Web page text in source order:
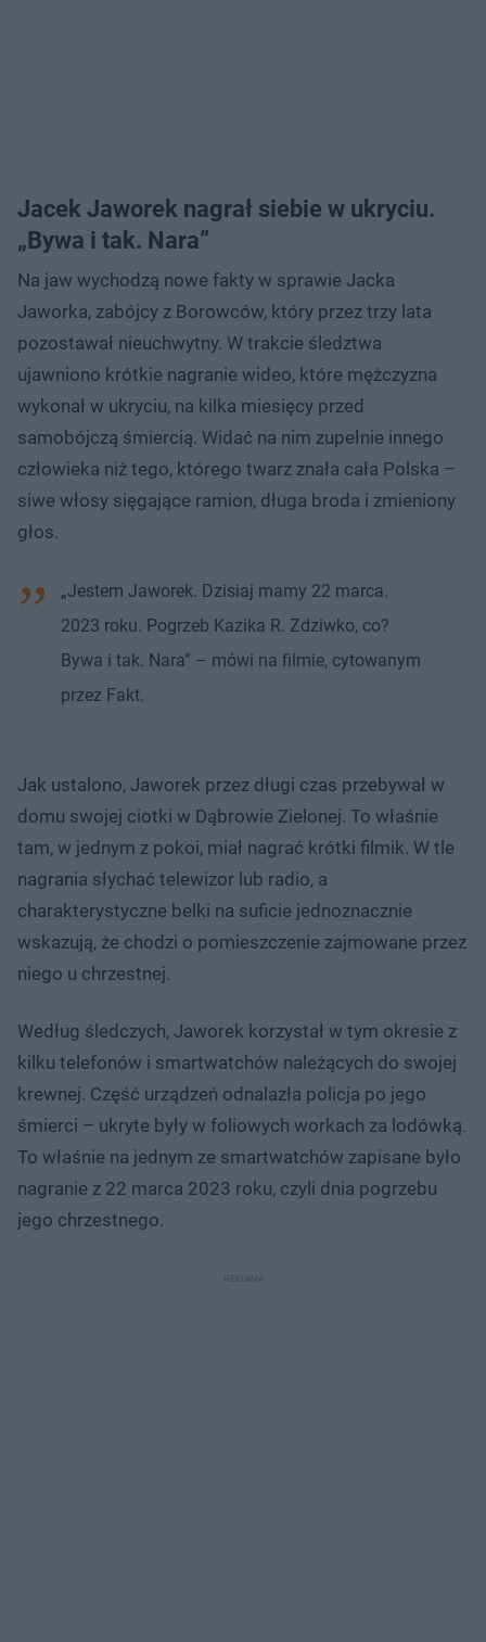
Jacek Jaworek nagrał siebie w ukryciu.
„Bywa i tak. Nara”
Na jaw wychodzą nowe fakty w sprawie Jacka
Jaworka, zabójcy z Borowców, który przez trzy lata
pozostawał nieuchwytny. W trakcie śledztwa
ujawniono krótkie nagranie wideo, które mężczyzna
wykonał w ukryciu, na kilka miesięcy przed
samobójczą śmiercią. Widać na nim zupełnie innego
człowieka niż tego, którego twarz znała cała Polska –
siwe włosy sięgające ramion, długa broda i zmieniony
głos.
„Jestem Jaworek. Dzisiaj mamy 22 marca.
2023 roku. Pogrzeb Kazika R. Zdziwko, co?
Bywa i tak. Nara” – mówi na filmie, cytowanym
przez Fakt.
Jak ustalono, Jaworek przez długi czas przebywał w
domu swojej ciotki w Dąbrowie Zielonej. To właśnie
tam, w jednym z pokoi, miał nagrać krótki filmik. W tle
nagrania słychać telewizor lub radio, a
charakterystyczne belki na suficie jednoznacznie
wskazują, że chodzi o pomieszczenie zajmowane przez
niego u chrzestnej.
Według śledczych, Jaworek korzystał w tym okresie z
kilku telefonów i smartwatchów należących do swojej
krewnej. Część urządzeń odnalazła policja po jego
śmierci – ukryte były w foliowych workach za lodówką.
To właśnie na jednym ze smartwatchów zapisane było
nagranie z 22 marca 2023 roku, czyli dnia pogrzebu
jego chrzestnego.